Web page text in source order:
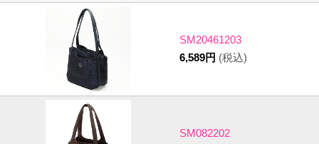
SM20461203
6,589円 (税込)
SM082202